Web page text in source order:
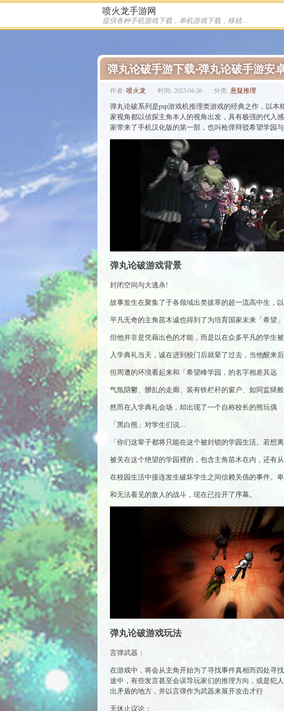
喷火龙手游网
提供各种手机游戏下载，单机游戏下载，移植游戏下载
弹丸论破手游下载-弹丸论破手游安
作者: 喷火龙 时间: 2023-04-26 分类: 悬疑推理
弹丸论破系列是psp游戏机推理类游戏的经典之作，以
家视角都以侦探主角本人的视角出发，具有极强的代入
家带来了手机汉化版的第一部，也叫枪弹辩驳希望学园
弹丸论破游戏背景
封闭空间与大逃杀!
故事发生在聚集了于各领域出类拔萃的超一流高中生，
平凡无奇的主角苗木诚也得到了为培育国家未来「希望
但他并非是凭藉出色的才能，而是以在众多平凡的学
入学典礼当天，诚在进到校门后就晕了过去，当他醒来
但周遭的环境看起来和「希望峰学园，的名字相差其远
气氛阴鬱、髒乱的走廊、装有铁栏杆的窗户、如同监狱
然而在入学典礼会场，却出现了一个自称校长的熊玩偶
「黑白熊」对学生们说...
「你们这辈子都将只能在这个被封锁的学园生活。若想
被关在这个绝望的学园裡的，包含主角苗木在内，还有
在校园生活中接连发生破坏学生之间信赖关係的事件。
和无法看见的敌人的战斗，现在已拉开了序幕。
弹丸论破游戏玩法
言弹武器：
在游戏中，将会从主角开始为了寻找事件真相而四处寻
途中，有些发言甚至会误导玩家们的推理方向，或是犯
出矛盾的地方，并以言弹作为武器来展开攻击才行
无休止议论：